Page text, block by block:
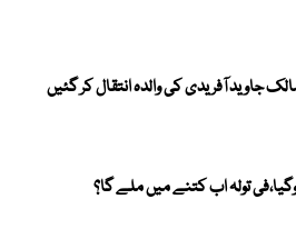
جاوید آفریدی کی والدہ انتقال کر گئیں
تولہ اب کتنے میں ملے گا؟